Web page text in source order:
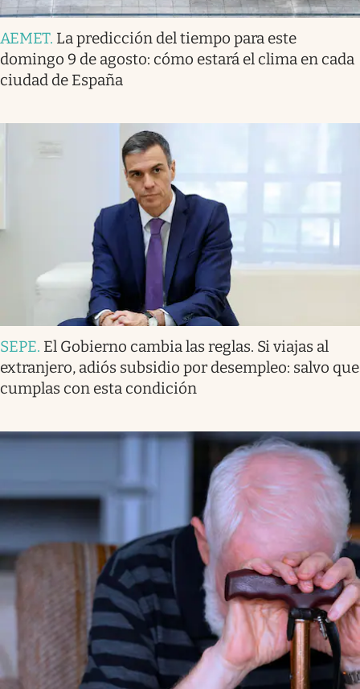
AEMET. La predicción del tiempo para este
domingo 9 de agosto: cómo estará el clima en cada
ciudad de España
SEPE. El Gobierno cambia las reglas. Si viajas al
extranjero, adiós subsidio por desempleo: salvo que
cumplas con esta condición